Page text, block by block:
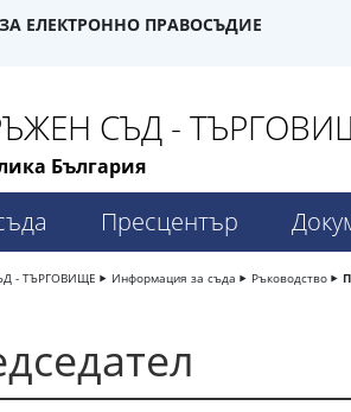
ЕЛЕКТРОННО ПРАВОСЪДИЕ
СЪД -
България
Пресцентър
- ТЪРГОВИЩЕ Информация за съда Ръководство